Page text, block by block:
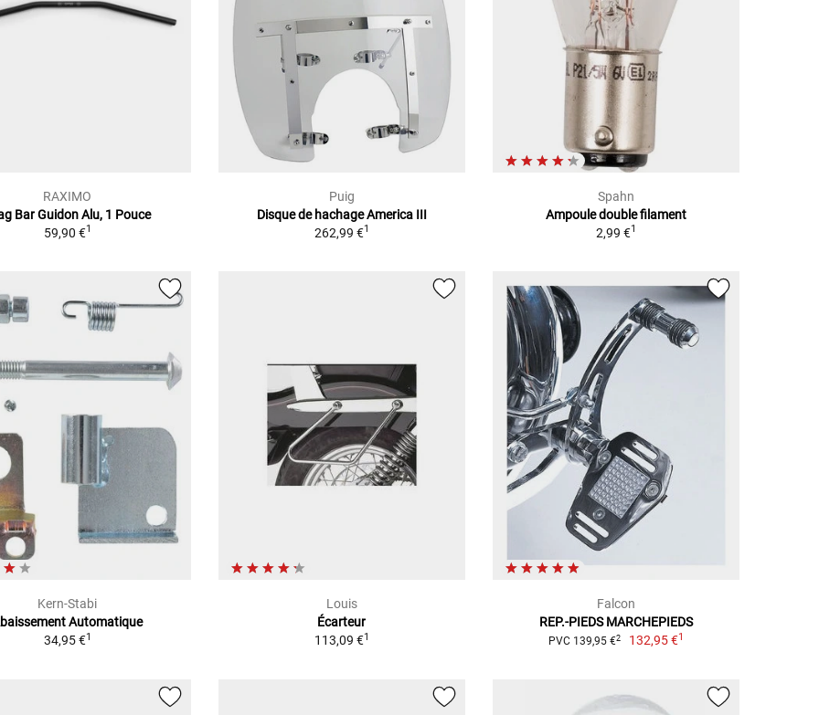
RAXIMO
Bar Guidon Alu, 1 Pouce
59,90 €1
Puig
Disque de hachage America III
262,99 €1
Spahn
Ampoule double filament
2,99 €1
Kern-Stabi
Automatique
34,95 €1
Louis
Écarteur
113,09 €1
Falcon
REP.-PIEDS MARCHEPIEDS
PVC 139,95 €2 132,95 €1